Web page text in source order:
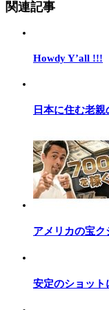
関連記事
Howdy Y’all !!!
日本に住む老
アメリカの宝ク
安定のショッ